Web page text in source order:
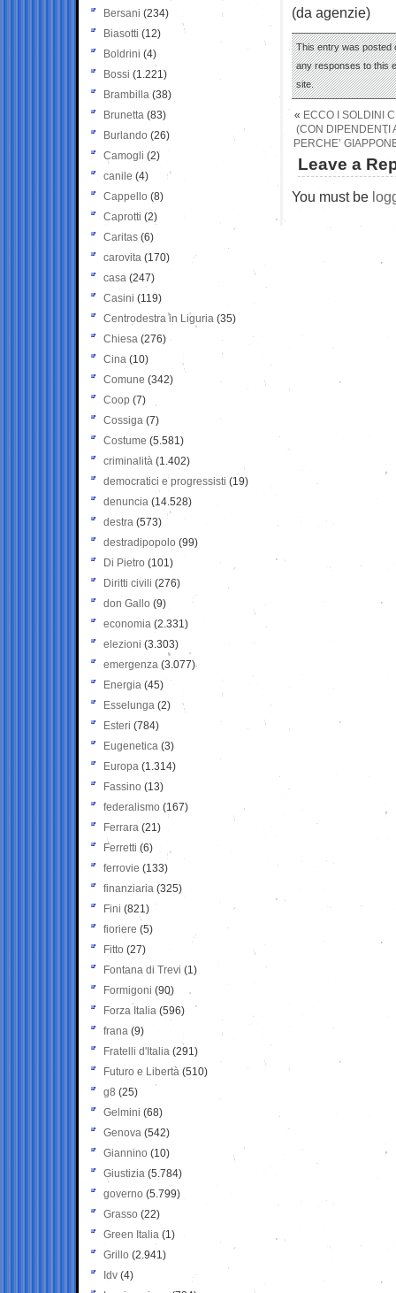
(da agenzie)
This entry was posted
any responses to this
site.
« ECCO I SOLDINI
(CON DIPENDENTI
PERCHE’
Leave a
You must be
Bersani (234)
Biasotti (12)
Boldrini (4)
Bossi (1.221)
Brambilla (38)
Brunetta (83)
Burlando (26)
Camogli (2)
canile (4)
Cappello (8)
Caprotti (2)
Caritas (6)
carovita (170)
casa (247)
Casini (119)
Centrodestra in Liguria (35)
Chiesa (276)
Cina (10)
Comune (342)
Coop (7)
Cossiga (7)
Costume (5.581)
criminalità (1.402)
democratici e progressisti (19)
denuncia (14.528)
destra (573)
destradipopolo (99)
Di Pietro (101)
Diritti civili (276)
don Gallo (9)
economia (2.331)
elezioni (3.303)
emergenza (3.077)
Energia (45)
Esselunga (2)
Esteri (784)
Eugenetica (3)
Europa (1.314)
Fassino (13)
federalismo (167)
Ferrara (21)
Ferretti (6)
ferrovie (133)
finanziaria (325)
Fini (821)
fioriere (5)
Fitto (27)
Fontana di Trevi (1)
Formigoni (90)
Forza Italia (596)
frana (9)
Fratelli d'Italia (291)
Futuro e Libertà (510)
g8 (25)
Gelmini (68)
Genova (542)
Giannino (10)
Giustizia (5.784)
governo (5.799)
Grasso (22)
Green Italia (1)
Grillo (2.941)
Idv (4)